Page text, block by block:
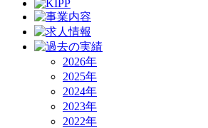
2026年
2025年
2024年
2023年
2022年